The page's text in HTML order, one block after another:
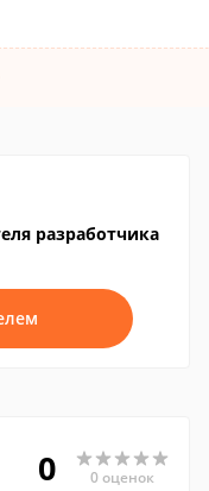
разработчика
0 0 оценок